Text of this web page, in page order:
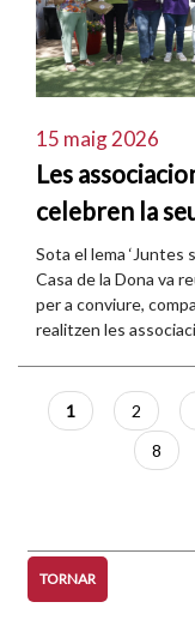
15 maig 2026
Les
celebren la
Sota el lema ‘Juntes
Casa de la Dona va
per a conviure,
realitzen les
Paginació
Pàgina
actual
1 Pàgina
2
8
TORNAR